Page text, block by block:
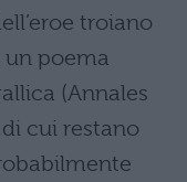
troiano
un poema
(Annales
cui restano